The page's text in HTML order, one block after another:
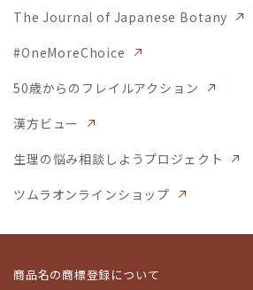
The Journal of Japanese Botany
#OneMoreChoice
50歳からのフレイルアクション
漢方ビュー
生理の悩み相談しようプロジェクト
ツムラオンラインショップ
商品名の商標登録について